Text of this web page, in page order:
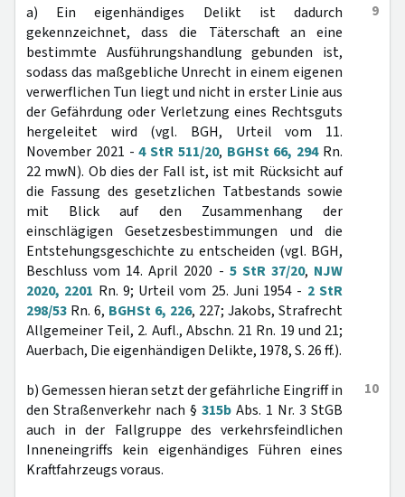
9
a) Ein eigenhändiges Delikt ist dadurch
gekennzeichnet, dass die Täterschaft an eine
bestimmte Ausführungshandlung gebunden ist,
sodass das maßgebliche Unrecht in einem eigenen
verwerflichen Tun liegt und nicht in erster Linie aus
der Gefährdung oder Verletzung eines Rechtsguts
hergeleitet wird (vgl. BGH, Urteil vom 11.
November 2021 -4 StR 511/20, BGHSt 66, 294Rn.
22 mwN). Ob dies der Fall ist, ist mit Rücksicht auf
die Fassung des gesetzlichen Tatbestands sowie
mit Blick auf den Zusammenhang der
einschlägigen Gesetzesbestimmungen und die
Entstehungsgeschichte zu entscheiden (vgl. BGH,
Beschluss vom 14. April 2020 - 5 StR 37/20, NJW
2020, 2201 Rn. 9; Urteil vom 25. Juni 1954 - 2 StR
298/53 Rn. 6, BGHSt 6, 226, 227; Jakobs, Strafrecht
Allgemeiner Teil, 2. Aufl., Abschn. 21 Rn. 19 und 21;
Auerbach, Die eigenhändigen Delikte, 1978, S. 26 ff.).
10
b) Gemessen hieran setzt der gefährliche Eingriff in
den Straßenverkehr nach § 315b Abs. 1 Nr. 3 StGB
auch in der Fallgruppe des verkehrsfeindlichen
Inneneingriffs kein eigenhändiges Führen eines
Kraftfahrzeugs voraus.